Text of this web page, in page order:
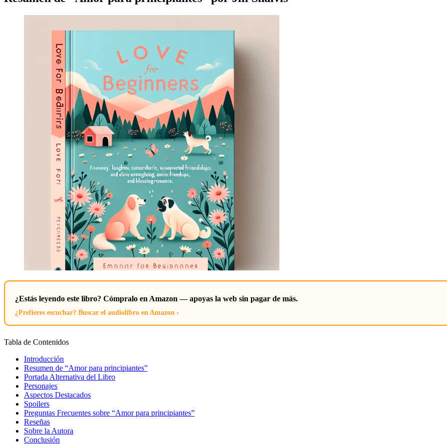
¿Estás leyendo este libro? Cómpralo en Amazon — apoyas la web sin pagar de más.
¿Prefieres escuchar? Buscar el audiolibro en Amazon ›
Tabla de Contenidos
Introducción
Resumen de “Amor para principiantes”
Portada Alternativa del Libro
Personajes
Aspectos Destacados
Spoilers
Preguntas Frecuentes sobre “Amor para principiantes”
Reseñas
Sobre la Autora
Conclusión